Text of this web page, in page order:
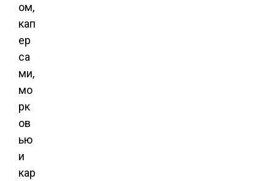
ом,
кап
ер
са
ми,
мо
рк
ов
ью
и
кар